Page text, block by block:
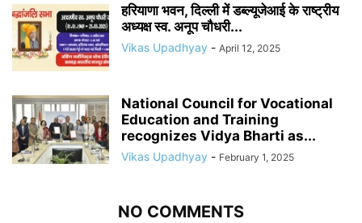
हरियाणा भवन, दिल्ली में डब्ल्यूजेआई के राष्ट्रीय
अध्यक्ष स्व. अनूप चौधरी...
Vikas Upadhyay - April 12, 2025
National Council for Vocational
Education and Training
recognizes Vidya Bharti as...
Vikas Upadhyay - February 1, 2025
NO COMMENTS